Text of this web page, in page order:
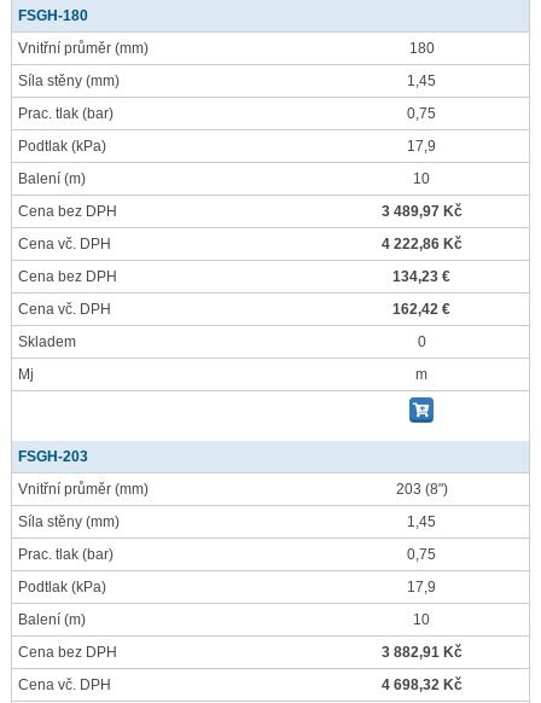
FSGH-180
Vnitřní průměr (mm)
180
Síla stěny (mm)
1,45
Prac. tlak (bar)
0,75
Podtlak (kPa)
17,9
Balení (m)
10
Cena bez DPH
3 489,97 Kč
Cena vč. DPH
4 222,86 Kč
Cena bez DPH
134,23 €
Cena vč. DPH
162,42 €
Skladem
0
Mj
m
FSGH-203
Vnitřní průměr (mm)
203 (8")
Síla stěny (mm)
1,45
Prac. tlak (bar)
0,75
Podtlak (kPa)
17,9
Balení (m)
10
Cena bez DPH
3 882,91 Kč
Cena vč. DPH
4 698,32 Kč